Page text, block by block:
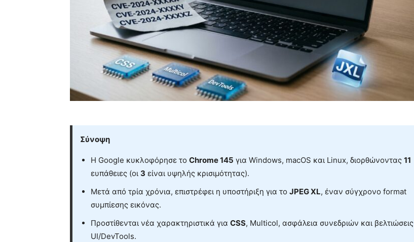
Σύνοψη
Η Google κυκλοφόρησε το Chrome 145 για Windows, macOS και Linux, διορθώνοντας 11
ευπάθειες (οι 3 είναι υψηλής κρισιμότητας).
Μετά από τρία χρόνια, επιστρέφει η υποστήριξη για το JPEG XL, έναν σύγχρονο format
συμπίεσης εικόνας.
Προστίθενται νέα χαρακτηριστικά για CSS, Multicol, ασφάλεια συνεδριών και βελτιώσεις
UI/DevTools.